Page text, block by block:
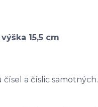
15,5 cm
a číslic